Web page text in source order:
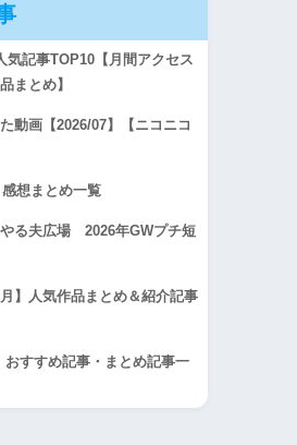
気記事TOP10【月間アクセス
まとめ】
動画【2026/07】【ニコニコ
感想まとめ一覧
やる夫広場 2026年GWプチ短
】人気作品まとめ＆紹介記事
おすすめ記事・まとめ記事一